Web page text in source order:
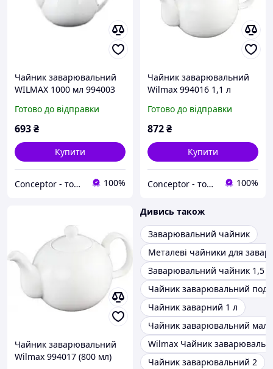
Чайник заварювальний
WILMAX 1000 мл 994003
Готово до відправки
693₴
Купити
Conceptor - товари для дому 100%
Чайник заварювальний
Wilmax 994016 1,1 л
Готово до відправки
872₴
Купити
Conceptor - товари для дому 100%
Чайник заварювальний
Wilmax 994017 (800 мл)
Дивись також
Заварювальний чайник
Металеві чайники для
Заварювальний чайник 1,5 л
Чайник заварювальний
Чайник заварний 1 л
Чайник заварювальний
Wilmax Чайник
Чайник заварювальний 2